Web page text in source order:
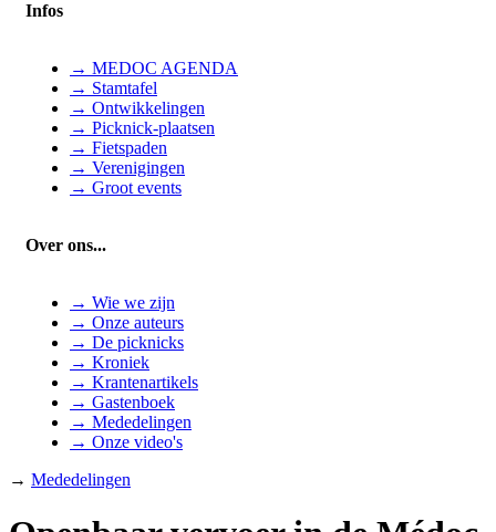
Infos
→ MEDOC AGENDA
→ Stamtafel
→ Ontwikkelingen
→ Picknick-plaatsen
→ Fietspaden
→ Verenigingen
→ Groot events
Over ons...
→ Wie we zijn
→ Onze auteurs
→ De picknicks
→ Kroniek
→ Krantenartikels
→ Gastenboek
→ Mededelingen
→ Onze video's
→ Mededelingen